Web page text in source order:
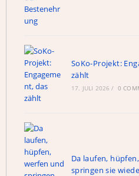
SoKo-Projekt:
zählt
17. JULI 2026 / 0
Da laufen,
springen sie